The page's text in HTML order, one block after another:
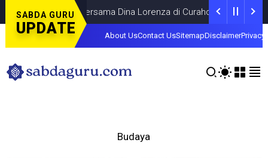
SABDA GURU
UPDATE
Final Piala Dunia Bersama Dina Lorenza di Curahdami DAERAH
About UsContact UsSitemapDisclaimerPrivacy
Budaya